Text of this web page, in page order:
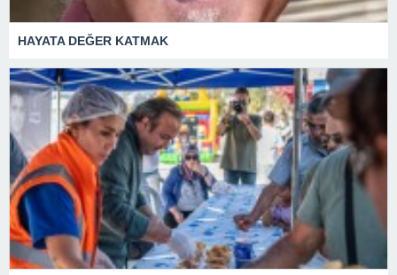
HAYATA DEĞER KATMAK